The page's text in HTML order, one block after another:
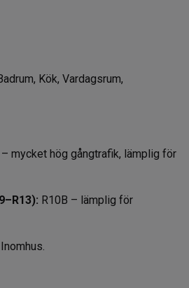
Kök, Vardagsrum,
– mycket hög gångtrafik, lämplig för
R10B – lämplig för
Inomhus.